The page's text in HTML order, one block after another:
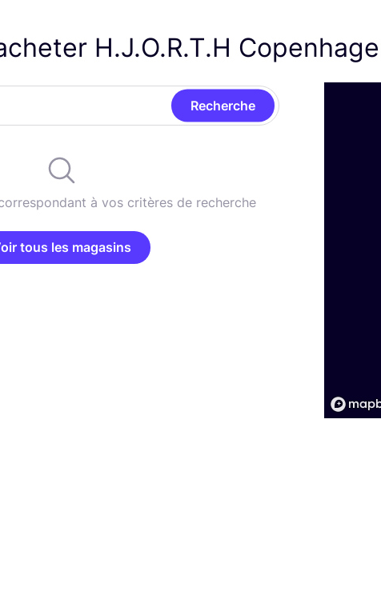
H.J.O.R.T.H
Recherche
à vos critères de recherche
tous les magasins